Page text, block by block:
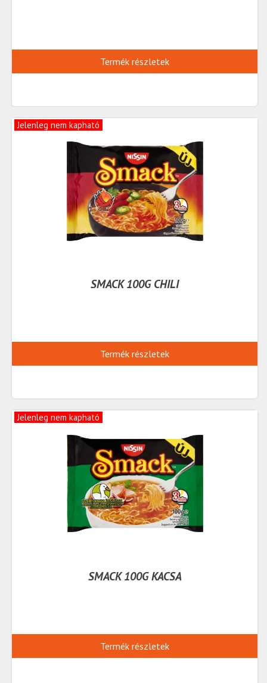
Termék részletek
Jelenleg nem kapható
SMACK 100G CHILI
Termék részletek
Jelenleg nem kapható
SMACK 100G KACSA
Termék részletek